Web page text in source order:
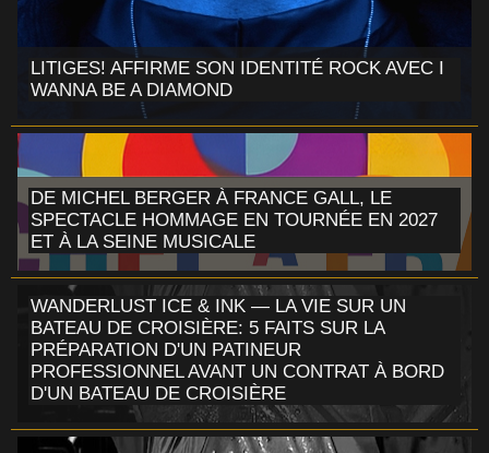
LITIGES! AFFIRME SON IDENTITÉ ROCK AVEC I
WANNA BE A DIAMOND
DE MICHEL BERGER À FRANCE GALL, LE
SPECTACLE HOMMAGE EN TOURNÉE EN 2027
ET À LA SEINE MUSICALE
WANDERLUST ICE & INK — LA VIE SUR UN
BATEAU DE CROISIÈRE: 5 FAITS SUR LA
PRÉPARATION D'UN PATINEUR
PROFESSIONNEL AVANT UN CONTRAT À BORD
D'UN BATEAU DE CROISIÈRE